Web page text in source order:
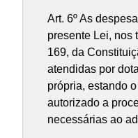
Art. 6º As
presente Lei, nos
169, da
atendidas por
própria, estando
autorizado a
necessárias ao